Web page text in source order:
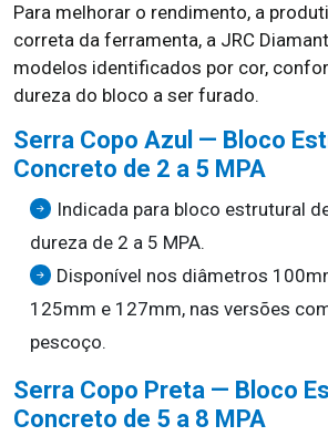
Para melhorar o rendimento, a
correta da ferramenta, a JRC
modelos identificados por cor,
dureza do bloco a ser furado.
Serra Copo Azul — Bloco
Concreto de 2 a 5 MPA
Indicada para bloco estrutural
dureza de 2 a 5 MPA.
Disponível nos diâmetros
125mm e 127mm, nas versões
pescoço.
Serra Copo Preta — Bloco
Concreto de 5 a 8 MPA